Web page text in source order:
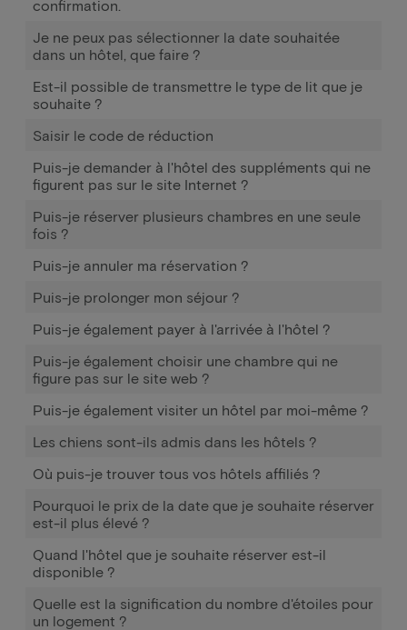
confirmation.
Je ne peux pas sélectionner la date souhaitée
dans un hôtel, que faire ?
Est-il possible de transmettre le type de lit que je
souhaite ?
Saisir le code de réduction
Puis-je demander à l'hôtel des suppléments qui ne
figurent pas sur le site Internet ?
Puis-je réserver plusieurs chambres en une seule
fois ?
Puis-je annuler ma réservation ?
Puis-je prolonger mon séjour ?
Puis-je également payer à l'arrivée à l'hôtel ?
Puis-je également choisir une chambre qui ne
figure pas sur le site web ?
Puis-je également visiter un hôtel par moi-même ?
Les chiens sont-ils admis dans les hôtels ?
Où puis-je trouver tous vos hôtels affiliés ?
Pourquoi le prix de la date que je souhaite réserver
est-il plus élevé ?
Quand l'hôtel que je souhaite réserver est-il
disponible ?
Quelle est la signification du nombre d'étoiles pour
un logement ?